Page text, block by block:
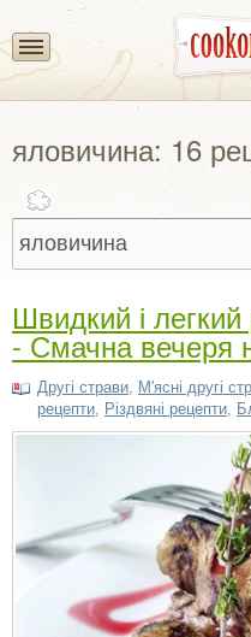
яловичина: 16
Швидкий і
- Смачна вечеря
Другі страви, М'ясні другі
рецепти, Різдвяні рецепти,